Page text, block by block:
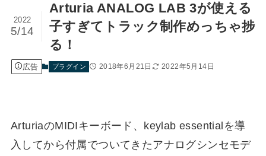
Arturia ANALOG LAB 3が使える
子すぎてトラック制作めっちゃ捗
る！
2022
5/14
広告 プラグイン 2018年6月21日 2022年5月14日
ArturiaのMIDIキーボード、keylab essentialを導
入してから付属でついてきたアナログシンセモデ